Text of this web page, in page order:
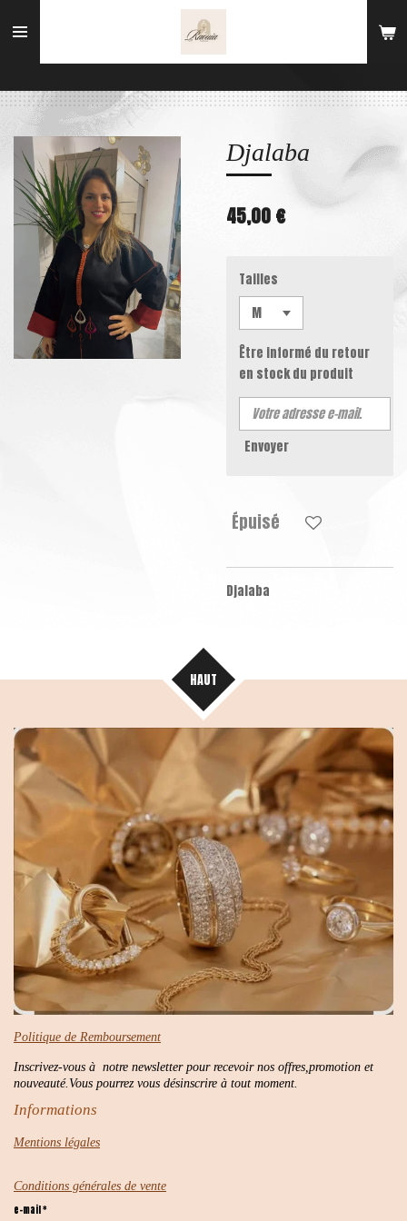
au
Djalaba
45,00 €
Tailles
Être informé du retour
en stock du produit
Envoyer
Épuisé
Djalaba
HAUT
Politique de Remboursement
Inscrivez-vous à notre newsletter pour recevoir nos offres,promotion et
nouveauté.Vous pourrez vous désinscrire à tout moment.
Informations
Mentions légales
Conditions générales de vente
e-mail *